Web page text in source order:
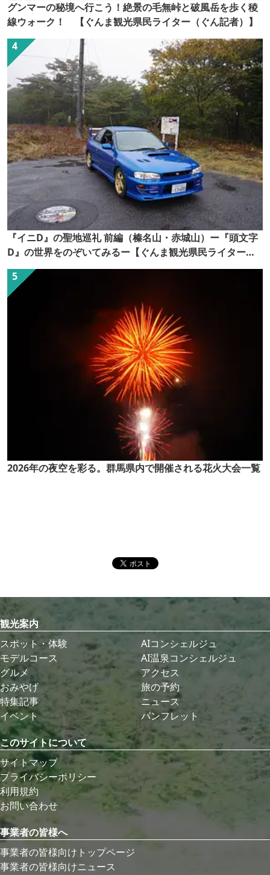
グンマーの秘境へ行こう！絶景の毛無峠と破風岳を歩く稜
線ウォーク！ 【ぐんま観光県民ライター（ぐん記者）】
『イニD』の聖地巡礼 前編（榛名山・赤城山）ー『頭文字
D』の世界をのぞいてみるー【ぐんま観光県民ライター
（ぐん記者）】
2026年の夜空を彩る。群馬県内で開催される花火大会一覧
観光案内
スポット・体験
モデルコース
グルメ
おみやげ
特集記事
イベント
AIコンシェルジュ
AI温泉コンシェルジュ
アクセス
旅の予約
ニュース
パンフレット
このサイトについて
サイトマップ
プライバシーポリシー
利用規約
お問い合わせ
事業者の皆様へ
事業者の皆様向けトップページ
事業者の皆様向けニュース